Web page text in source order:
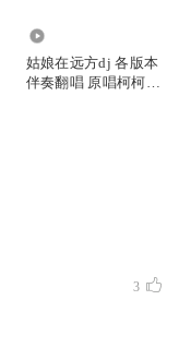
姑娘在远方dj 各版本
伴奏翻唱 原唱柯柯柯
3